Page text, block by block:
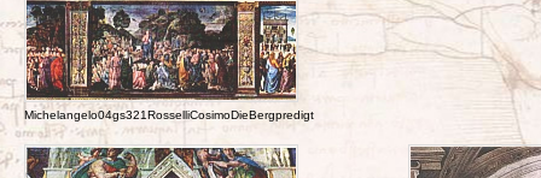
Michelangelo04gs321RosselliCosimoDieBergpredigt